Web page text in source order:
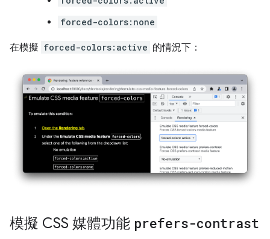
forced-colors:none
在模擬 forced-colors:active 的情況下：
模擬 CSS 媒體功能 prefers-contrast